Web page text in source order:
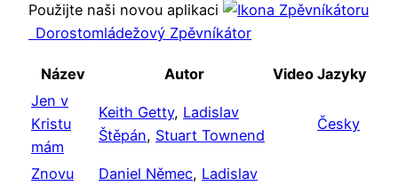
Použijte naši novou aplikaci
Dorostomládežový Zpěvníkátor
Název Autor Video Jazyky
Jen v
Kristu
mám
Keith Getty, Ladislav
Štěpán, Stuart Townend
Česky
Znovu
Daniel Němec, Ladislav